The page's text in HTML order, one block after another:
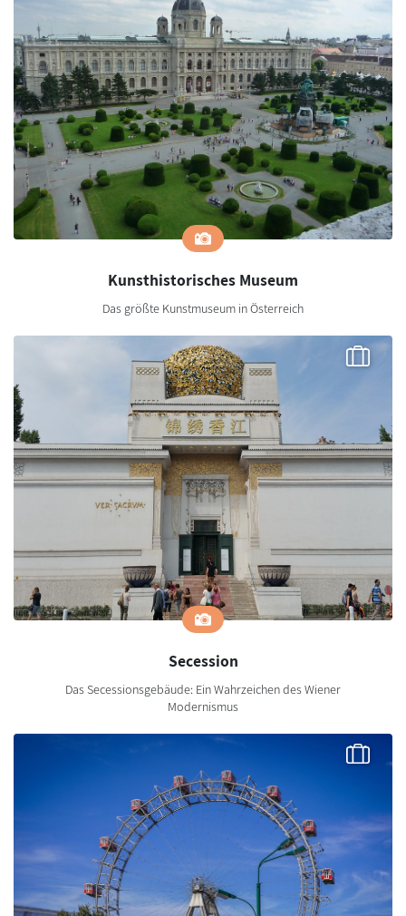
Kunsthistorisches Museum
Das größte Kunstmuseum in Österreich
Secession
Das Secessionsgebäude: Ein Wahrzeichen des Wiener
Modernismus